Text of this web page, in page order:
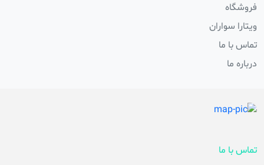
فروشگاه
ویتارا سواران
تماس با ما
درباره ما
تماس با ما